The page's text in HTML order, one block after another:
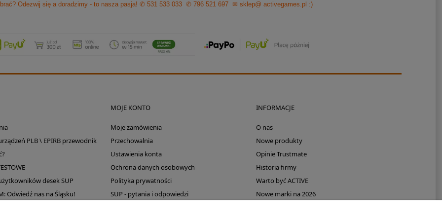
Odezwij się a doradzimy - to nasza pasja!✆ 531 533 033 ✆ 796 521 697 ✉ sklep@ activegames.pl :)
PLB \ EPIRB przewodnik
desek SUP
Odwiedź nas na Śląsku!
MOJE KONTO
Moje zamówienia
Przechowalnia
Ustawienia konta
Ochrona danych osobowych
Polityka prywatności
SUP - pytania i odpowiedzi
INFORMACJE
O nas
Nowe produkty
Opinie Trustmate
Historia firmy
Warto być ACTIVE
Nowe marki na 2026